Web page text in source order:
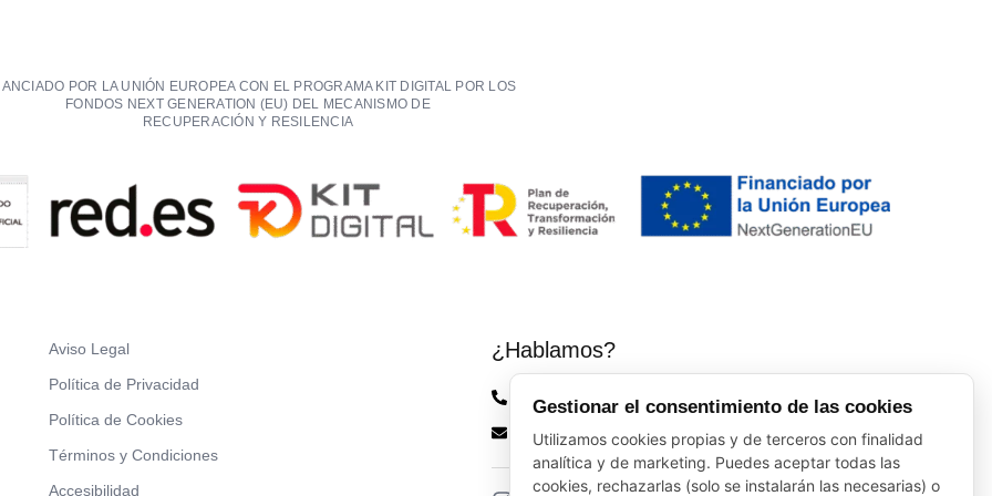
POR LA UNIÓN EUROPEA CON EL PROGRAMA KIT DIGITAL POR LOS
FONDOS NEXT GENERATION (EU) DEL MECANISMO DE
RECUPERACIÓN Y RESILENCIA
Aviso Legal
Política de Privacidad
Política de Cookies
Términos y Condiciones
Accesibilidad
¿Hablamos?
Vinos El Peso: (+34) 941 226 120
elpeso@vinoyalgomas.com
Gestionar el consentimiento de las cookies
Utilizamos cookies propias y de terceros con finalidad
analítica y de marketing. Puedes aceptar todas las
cookies, rechazarlas (solo se instalarán las necesarias) o